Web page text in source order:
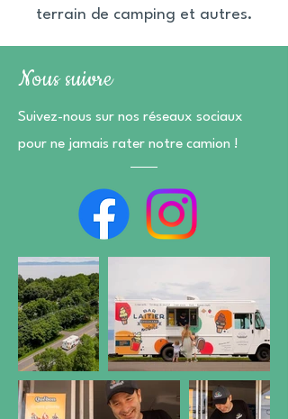
terrain de camping et autres.
Nous suivre
Suivez-nous sur nos réseaux sociaux
pour ne jamais rater notre camion !